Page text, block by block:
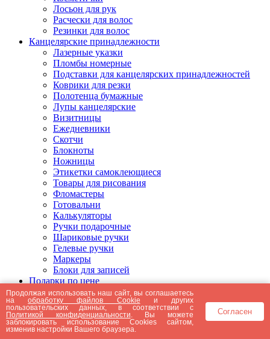
Лосьон для рук
Расчески для волос
Резинки для волос
Канцелярские принадлежности
Лазерные указки
Пломбы номерные
Подставки для канцелярских принадлежностей
Коврики для резки
Полотенца бумажные
Лупы канцелярские
Визитницы
Ежедневники
Скотчи
Блокноты
Ножницы
Этикетки самоклеющиеся
Товары для рисования
Фломастеры
Готовальни
Калькуляторы
Ручки подарочные
Шариковые ручки
Гелевые ручки
Маркеры
Блоки для записей
Подарки по цене
Подарки от 5000 рублей
Подарки до 5000 рублей
Подарки до 3000 рублей
Подарки до 2000 рублей
Подарки до 1000 рублей
Продолжая использовать наш сайт, вы соглашаетесь
наобработку файлов Cookie и других
пользовательских данных, в соответствии с
Политикой конфиденциальности . Вы можете
заблокировать использование Cookies сайтом,
изменив настройки Вашего браузера.
Согласен